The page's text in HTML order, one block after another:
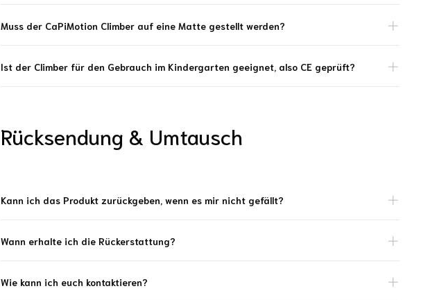
Muss der CaPiMotion Climber auf eine Matte gestellt werden?
Ist der Climber für den Gebrauch im Kindergarten geeignet, also CE geprüft?
Rücksendung & Umtausch
Kann ich das Produkt zurückgeben, wenn es mir nicht gefällt?
Wann erhalte ich die Rückerstattung?
Wie kann ich euch kontaktieren?